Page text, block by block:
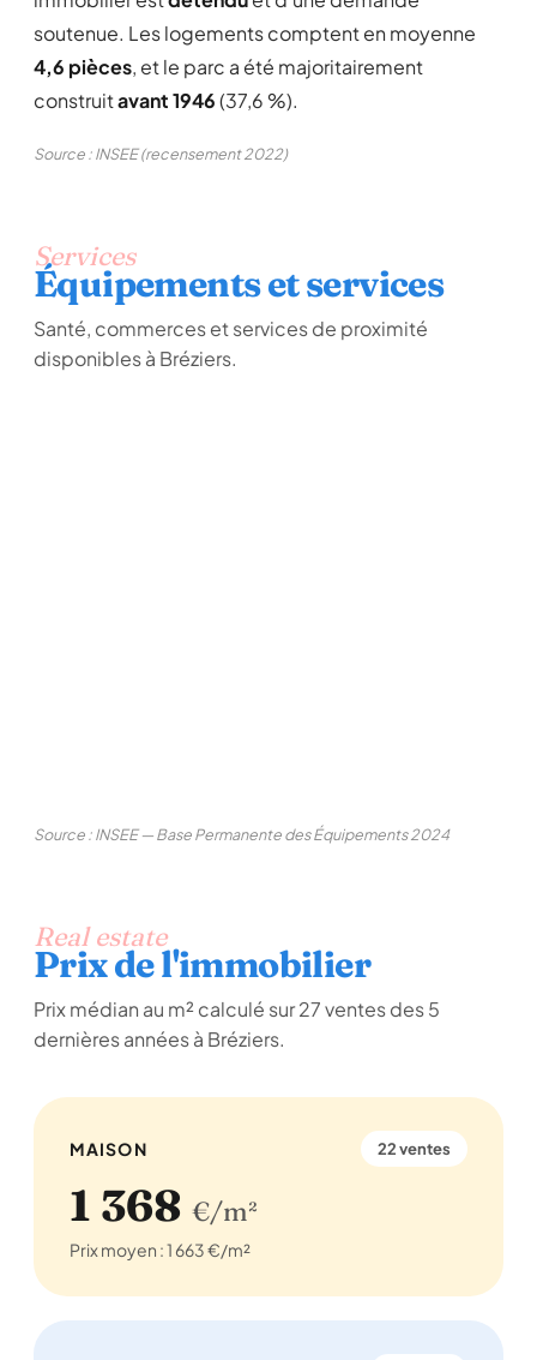
soutenue. Les logements comptent en moyenne
4,6 pièces, et le parc a été majoritairement
construitavant 1946(37,6 %).
Source : INSEE (recensement 2022)
Services
Équipements et services
Santé, commerces et services de proximité
disponibles à Bréziers.
Source : INSEE — Base Permanente des Équipements 2024
Real estate
Prix de l'immobilier
Prix médian au m² calculé sur 27 ventes des 5
dernières années à Bréziers.
MAISON 22 ventes
1 368 €/m²
Prix moyen : 1 663 €/m²